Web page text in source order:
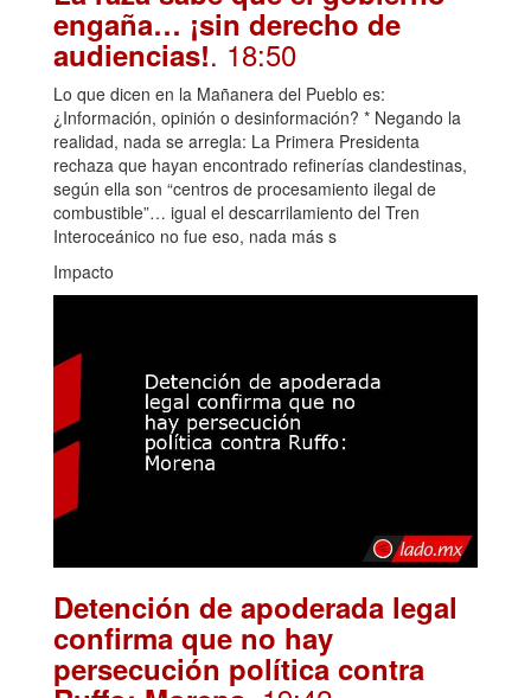
engaña… ¡sin derecho de
audiencias!. 18:50
Lo que dicen en la Mañanera del Pueblo es:
¿Información, opinión o desinformación? * Negando la
realidad, nada se arregla: La Primera Presidenta
rechaza que hayan encontrado refinerías clandestinas,
según ella son “centros de procesamiento ilegal de
combustible”… igual el descarrilamiento del Tren
Interoceánico no fue eso, nada más s
Impacto
Detención de apoderada legal
confirma que no hay
persecución política contra